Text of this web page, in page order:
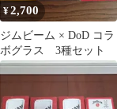
¥2,700
ジムビーム × DoD コラ
ボグラス 3種セット